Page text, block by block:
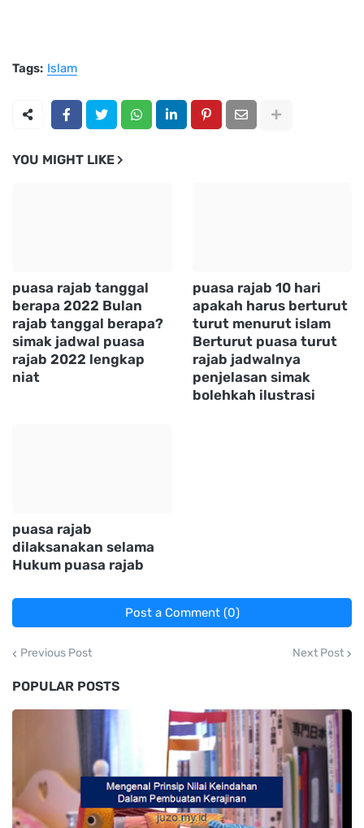
Tags: Islam
YOU MIGHT LIKE
puasa rajab tanggal
berapa 2022 Bulan
rajab tanggal berapa?
simak jadwal puasa
rajab 2022 lengkap
niat
puasa rajab 10 hari
apakah harus berturut
turut menurut islam
Berturut puasa turut
rajab jadwalnya
penjelasan simak
bolehkah ilustrasi
puasa rajab
dilaksanakan selama
Hukum puasa rajab
Post a Comment (0)
Previous Post Next Post
POPULAR POSTS